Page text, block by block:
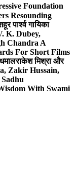
Foundation
Resounding
पार्श्व गायिका
K. Dubey,
Chandra A
For Short Films
राकेश मिश्रा और
Zakir Hussain,
With Swami